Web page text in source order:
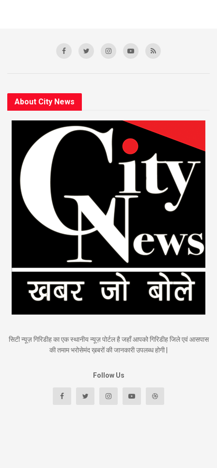
About City News
सिटी न्यूज़ गिरिडीह का एक स्थानीय न्यूज़ पोर्टल है जहाँ आपको गिरिडीह जिले एवं आसपास
की तमाम भरोसेमंद ख़बरों की जानकारी उपलब्ध होगी |
Follow Us